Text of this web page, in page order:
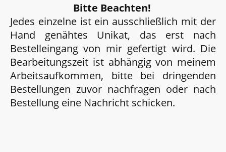
Bitte Beachten!
Jedes einzelne ist ein ausschließlich mit der
Hand genähtes Unikat, das erst nach
Bestelleingang von mir gefertigt wird. Die
Bearbeitungszeit ist abhängig von meinem
Arbeitsaufkommen, bitte bei dringenden
Bestellungen zuvor nachfragen oder nach
Bestellung eine Nachricht schicken.